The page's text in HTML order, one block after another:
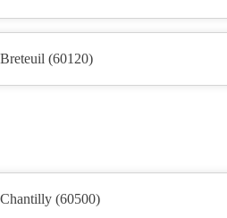
Breteuil (60120)
Chantilly (60500)